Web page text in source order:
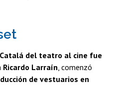
del teatro al cine fue
Ricardo Larraín, comenzó
de vestuarios en